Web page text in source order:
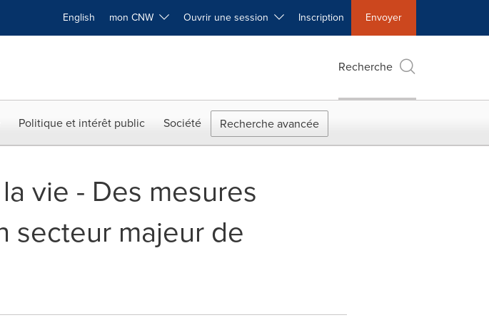
English mon CNW Ouvrir une session Inscription Envoyer
Recherche
Politique et intérêt public Société Recherche avancée
vie - Des mesures
secteur majeur de